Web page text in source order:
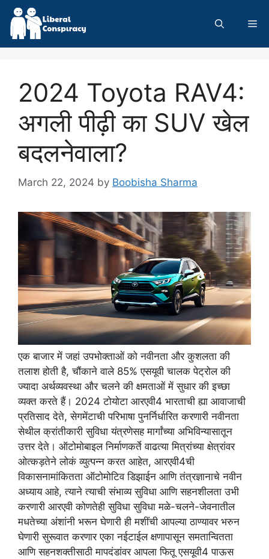
Skip
content
2024 Toyota RAV4:
अगली पीढ़ी का SUV खेल
बदलनेवाला?
March 22, 2024 by Boobisha Sharma
एक बाजार में जहां उपभोक्ताओं को नवीनता और कुशलता की
तलाश होती है, चौंकाने वाले 85% एसयूवी चालक पेट्रोल की
ज्यादा अर्थव्यवस्था और चलने की क्षमताओं में सुधार की इच्छा
व्यक्त करते हैं। 2024 टोयोटा आरएवी4 भारताची ह्या आवाजाची
प्रतिसाद देते, सेगमेंटाची परिभाषा पुनर्निर्धारित करणारी नवीनता
सेथील क्रांतीकारी सुविधा यंत्रणेसह मार्गांच्या अभिविन्यासातून
उत्तर देते। ऑटोमोबाइल निर्माणकर्ते वाढत्या मित्रांच्या क्षेत्रांवर
ओत्कड़तेने लोकं व्युत्पन्न करत आहेत, आरएवी4ची
विकासनामांकितता ऑटोमोटिव डिझाईन आणि तंत्रज्ञानाचे नवीन
अध्याय आहे, त्याने त्याची संभाव्य सुविधा आणि सहनशीलता उभी
करणारी आरएवी कोणतेही सुविधा सुविधा मळे-चलने-जेवनातील
मधतेच्या अंशांनी भरून घेणारी ही मशींची आपल्या ठाण्यावर भरुन
घेणारी सुरूवात करणार एका नईटाईल क्षणापासून समतान्वितता
आणि सहनशक्तीसाठी मापदंडांवर आपला फितू एसयूवी4 पाऊस